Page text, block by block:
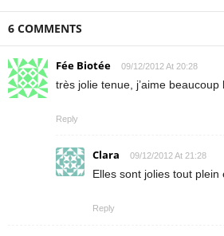
6 COMMENTS
Fée Biotée 09/12/2012 At 20:28
très jolie tenue, j’aime beaucoup
Reply
Clara 09/12/2012 At 21:28
Elles sont jolies tout plein
Reply